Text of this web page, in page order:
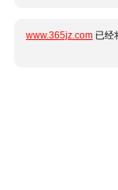
www.365jz.com 已经